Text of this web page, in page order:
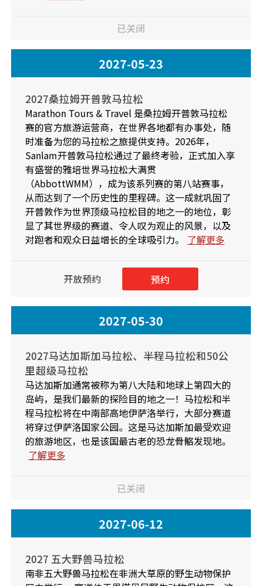
已关闭
2027-05-23
2027桑拉姆开普敦马拉松
Marathon Tours & Travel 是桑拉姆开普敦马拉松
赛的官方旅游运营商，在世界各地都有办事处，随
时准备为您的马拉松之旅提供支持。2026年，
Sanlam开普敦马拉松通过了最终考验，正式加入享
有盛誉的雅培世界马拉松大满贯
（AbbottWMM），成为该系列赛的第八站赛事，
从而达到了一个历史性的里程碑。这一成就巩固了
开普敦作为世界顶级马拉松目的地之一的地位，彰
显了其世界级的赛道、令人叹为观止的风景，以及
对跑者和观众日益增长的全球吸引力。
了解更多
开放预约 预约
2027-05-30
2027马达加斯加马拉松、半程马拉松和50公
里超级马拉松
马达加斯加通常被称为第八大陆和地球上第四大的
岛屿，是我们最新的探险目的地之一！马拉松和半
程马拉松将在中南部高地伊萨洛举行，大部分赛道
将穿过伊萨洛国家公园。这是马达加斯加最受欢迎
的旅游地区，也是该国最古老的恐龙骨骼发现地。
了解更多
已关闭
2027-06-12
2027 五大野兽马拉松
南非五大野兽马拉松在非洲大草原的野生动物保护